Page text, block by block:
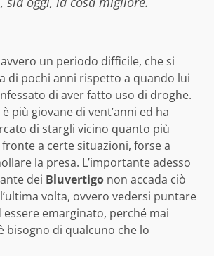
un periodo difficile, che si
di pochi anni rispetto a quando lui
di aver fatto uso di droghe.
è più giovane di vent’anni ed ha
di stargli vicino quanto più
a certe situazioni, forse a
la presa. L’importante adesso
dei Bluvertigo non accada ciò
volta, ovvero vedersi puntare
emarginato, perché mai
bisogno di qualcuno che lo